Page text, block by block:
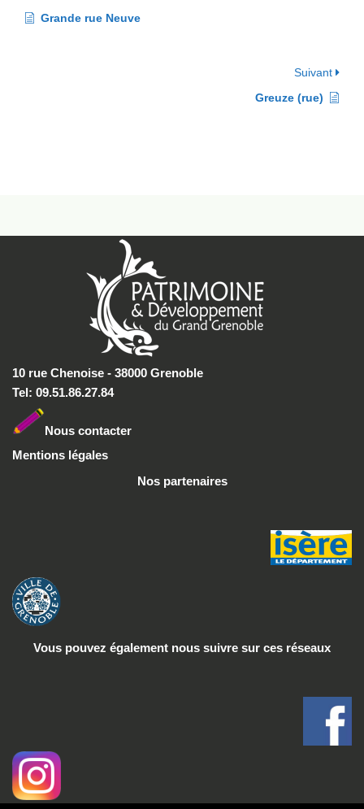
Grande rue Neuve
Suivant
Greuze (rue)
10 rue Chenoise - 38000 Grenoble
Tel: 09.51.86.27.84
Nous contacter
Mentions légales
Nos partenaires
Vous pouvez également nous suivre sur ces réseaux